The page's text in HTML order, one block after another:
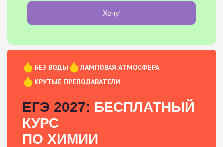
Хочу!
БЕЗ ВОДЫ
ЛАМПОВАЯ АТМОСФЕРА
КРУТЫЕ ПРЕПОДАВАТЕЛИ
ЕГЭ 2027: БЕСПЛАТНЫЙ
КУРС
ПО ХИМИИ